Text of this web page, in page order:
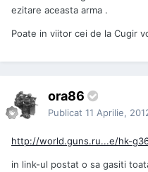
ezitare aceasta arma .
Poate in viitor cei de la Cugir
ora86
Publicat 11 Aprilie,
http://world.guns.ru...e/hk-
in link-ul postat o sa gasiti